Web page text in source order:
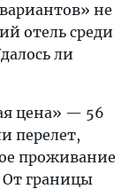
не
отель среди
ли
цена» — 56
перелет,
проживание
границы